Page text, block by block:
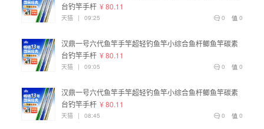
台钓竿手杆 ¥ 80.11
0
0
天猫 | 09:25
汉鼎一号六代鱼竿手竿超轻钓鱼竿小综合鱼杆鲫鱼竿碳素
台钓竿手杆 ¥ 80.11
0
0
天猫 | 09:05
汉鼎一号六代鱼竿手竿超轻钓鱼竿小综合鱼杆鲫鱼竿碳素
台钓竿手杆 ¥ 80.11
0
0
天猫 | 08:45